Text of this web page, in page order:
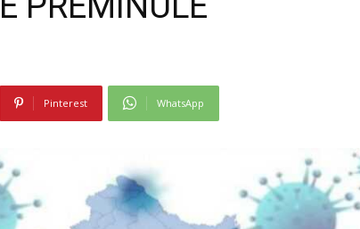
Pinterest WhatsApp